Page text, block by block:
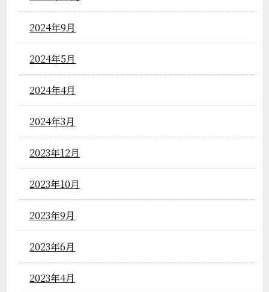
2024年9月
2024年5月
2024年4月
2024年3月
2023年12月
2023年10月
2023年9月
2023年6月
2023年4月